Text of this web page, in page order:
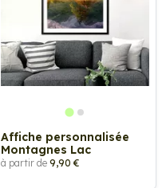
Affiche personnalisée
Montagnes Lac
à partir de 9,90 €